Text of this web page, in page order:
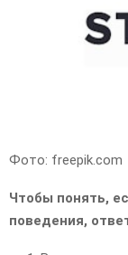
Фото: freepik.com
Чтобы понять,
поведения,